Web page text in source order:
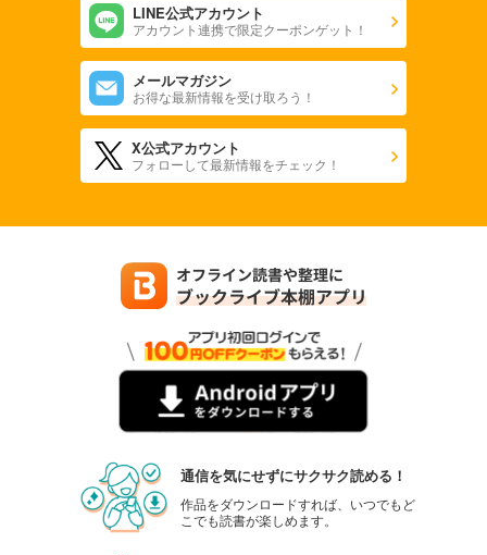
LINE公式アカウント
アカウント連携で限定クーポンゲット！
メールマガジン
お得な最新情報を受け取ろう！
X公式アカウント
フォローして最新情報をチェック！
通信を気にせずにサクサク読める！
作品をダウンロードすれば、いつでもど
こでも読書が楽しめます。